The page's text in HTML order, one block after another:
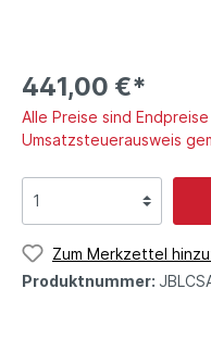
441,00 €*
Alle Preise sind
Umsatzsteuerausweis
Zum Merkzettel
Produktnummer: